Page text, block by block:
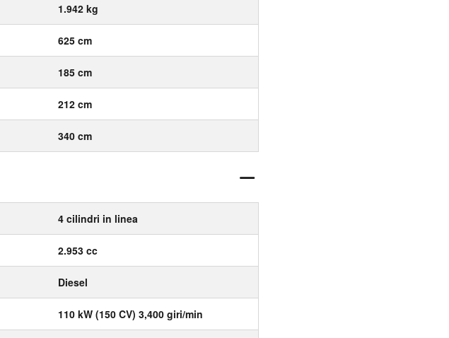
1.942 kg
625 cm
185 cm
212 cm
340 cm
4 cilindri in linea
2.953 cc
Diesel
110 kW (150 CV) 3,400 giri/min